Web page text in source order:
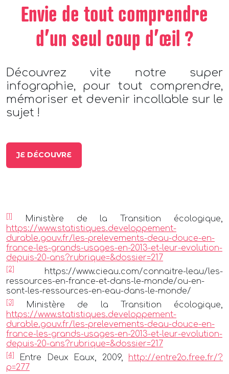
Envie de tout comprendre
d’un seul coup d’œil ?
Découvrez vite notre super
infographie, pour tout comprendre,
mémoriser et devenir incollable sur le
sujet !
JE DÉCOUVRE
[1]
Ministère de la Transition écologique,
https://www.statistiques.developpement-
durable.gouv.fr/les-prelevements-deau-douce-en-
france-les-grands-usages-en-2013-et-leur-evolution-
depuis-20-ans?rubrique=&dossier=217
[2]
https://www.cieau.com/connaitre-leau/les-
ressources-en-france-et-dans-le-monde/ou-en-
sont-les-ressources-en-eau-dans-le-monde/
[3]
Ministère de la Transition écologique,
https://www.statistiques.developpement-
durable.gouv.fr/les-prelevements-deau-douce-en-
france-les-grands-usages-en-2013-et-leur-evolution-
depuis-20-ans?rubrique=&dossier=217
[4] Entre Deux Eaux, 2009, http://entre2o.free.fr/?
p=277